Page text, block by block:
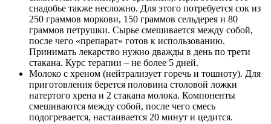
снадобье также несложно. Для этого потребуется сок из
250 граммов моркови, 150 граммов сельдерея и 80
граммов петрушки. Сырье смешивается между собой,
после чего «препарат» готов к использованию.
Принимать лекарство нужно дважды в день по трети
стакана. Курс терапии – не более 5 дней.
Молоко с хреном (нейтрализует горечь и тошноту). Для
приготовления берется половина столовой ложки
натертого хрена и 2 стакана молока. Компоненты
смешиваются между собой, после чего смесь
подогревается, настаивается 20 минут и цедится.